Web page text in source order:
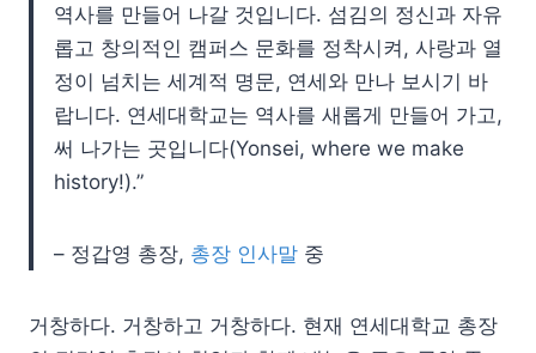
역사를 만들어 나갈 것입니다. 섬김의 정신과 자유
롭고 창의적인 캠퍼스 문화를 정착시켜, 사랑과 열
정이 넘치는 세계적 명문, 연세와 만나 보시기 바
랍니다. 연세대학교는 역사를 새롭게 만들어 가고,
써 나가는 곳입니다(Yonsei, where we make
history!).”
– 정갑영 총장, 총장 인사말 중
거창하다. 거창하고 거창하다. 현재 연세대학교 총장